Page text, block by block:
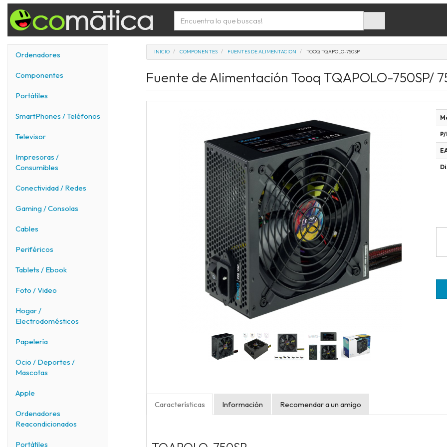
Ordenadores
Componentes
Portátiles
SmartPhones / Teléfonos
Televisor
Impresoras /
Consumibles
Conectividad / Redes
Gaming / Consolas
Cables
Periféricos
Tablets / Ebook
Foto / Video
Hogar /
Electrodomésticos
Papelería
Ocio / Deportes /
Mascotas
Apple
Ordenadores
Reacondicionados
Portátiles
INICIO COMPONENTES FUENTES DE ALIMENTACION TOOQ TQAPOLO-750SP
Fuente de Alimentación Tooq TQAPOLO-750SP/
Características Información Recomendar a un amigo